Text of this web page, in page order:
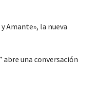
Amante», la nueva
abre una conversación